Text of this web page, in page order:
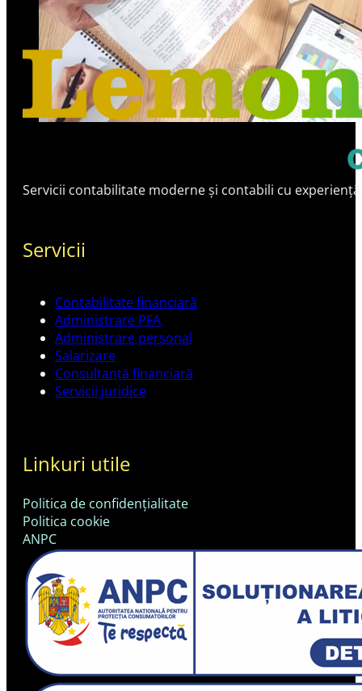
Servicii contabilitate moderne și contabili cu
Servicii
Contabilitate financiară
Administrare PFA
Administrare personal
Salarizare
Consultanță financiară
Servicii juridice
Linkuri utile
Politica de confidențialitate
Politica cookie
ANPC